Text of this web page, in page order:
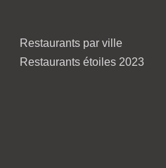
Restaurants par ville
Restaurants étoiles 2023